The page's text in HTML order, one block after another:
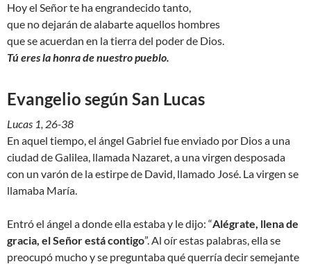
Hoy el Señor te ha engrandecido tanto,
que no dejarán de alabarte aquellos hombres
que se acuerdan en la tierra del poder de Dios.
Tú eres la honra de nuestro pueblo.
Evangelio según San Lucas
Lucas 1, 26-38
En aquel tiempo, el ángel Gabriel fue enviado por Dios a una
ciudad de Galilea, llamada Nazaret, a una virgen desposada
con un varón de la estirpe de David, llamado José. La virgen se
llamaba María.
Entró el ángel a donde ella estaba y le dijo: “Alégrate, llena de
gracia, el Señor está contigo”. Al oír estas palabras, ella se
preocupó mucho y se preguntaba qué querría decir semejante